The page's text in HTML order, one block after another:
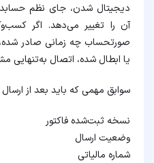
دیجیتال شدن، جای نظم
آن را تغییر می‌دهد. اگر
صورتحساب چه زمانی صادر
یا ابطال شده، اتصال به‌تنهایی
سوابق مهمی که باید بعد از ارسال
نسخه ثبت‌شده فاکتور
وضعیت ارسال
شماره مالیاتی